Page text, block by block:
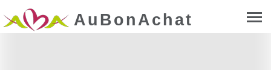
AuBonAchat